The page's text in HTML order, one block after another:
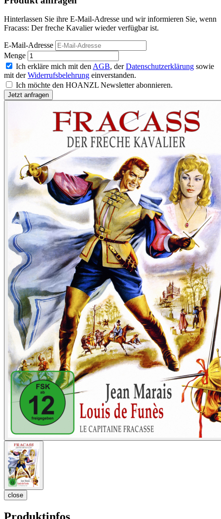
Hinterlassen Sie ihre E-Mail-Adresse und wir informieren Sie, wenn
Fracass: Der freche Kavalier wieder verfügbar ist.
E-Mail-Adresse
Menge
Ich erkläre mich mit den AGB, derDatenschutzerklärung sowie
mit derWiderrufsbelehrung einverstanden.
Ich möchte den HOANZL Newsletter abonnieren.
close